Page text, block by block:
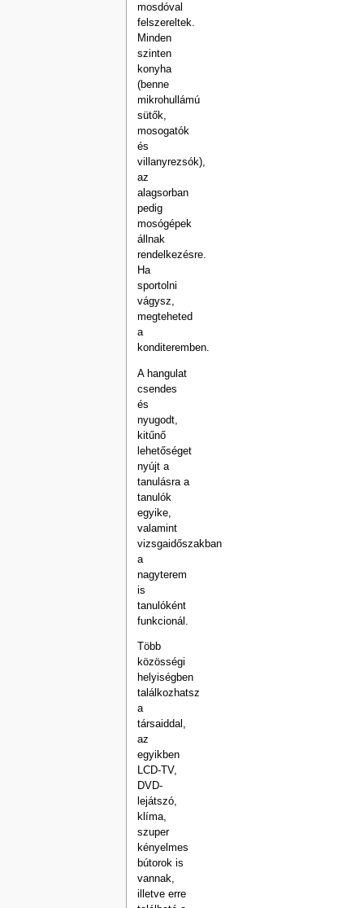
mosdóval
felszereltek.
Minden
szinten
konyha
(benne
mikrohullámú
sütők,
mosogatók
és
villanyrezsók),
az
alagsorban
pedig
mosógépek
állnak
rendelkezésre.
Ha
sportolni
vágysz,
megteheted
a
konditeremben.
A hangulat
csendes
és
nyugodt,
kitűnő
lehetőséget
nyújt a
tanulásra a
tanulók
egyike,
valamint
vizsgaidőszakban
a
nagyterem
is
tanulóként
funkcionál.
Több
közösségi
helyiségben
találkozhatsz
a
társaiddal,
az
egyikben
LCD-TV,
DVD-
lejátszó,
klíma,
szuper
kényelmes
bútorok is
vannak,
illetve erre